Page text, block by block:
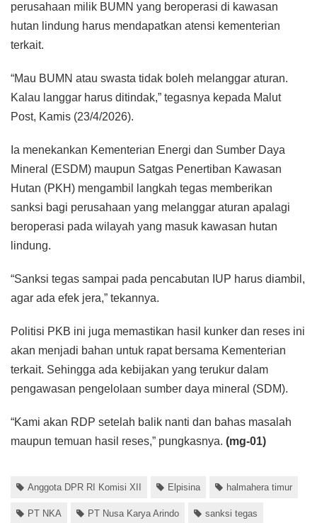
perusahaan milik BUMN yang beroperasi di kawasan
hutan lindung harus mendapatkan atensi kementerian
terkait.
“Mau BUMN atau swasta tidak boleh melanggar aturan.
Kalau langgar harus ditindak,” tegasnya kepada Malut
Post, Kamis (23/4/2026).
Ia menekankan Kementerian Energi dan Sumber Daya
Mineral (ESDM) maupun Satgas Penertiban Kawasan
Hutan (PKH) mengambil langkah tegas memberikan
sanksi bagi perusahaan yang melanggar aturan apalagi
beroperasi pada wilayah yang masuk kawasan hutan
lindung.
“Sanksi tegas sampai pada pencabutan IUP harus diambil,
agar ada efek jera,” tekannya.
Politisi PKB ini juga memastikan hasil kunker dan reses ini
akan menjadi bahan untuk rapat bersama Kementerian
terkait. Sehingga ada kebijakan yang terukur dalam
pengawasan pengelolaan sumber daya mineral (SDM).
“Kami akan RDP setelah balik nanti dan bahas masalah
maupun temuan hasil reses,” pungkasnya. (mg-01)
Anggota DPR RI Komisi XII Elpisina halmahera timur
PT NKA PT Nusa Karya Arindo sanksi tegas